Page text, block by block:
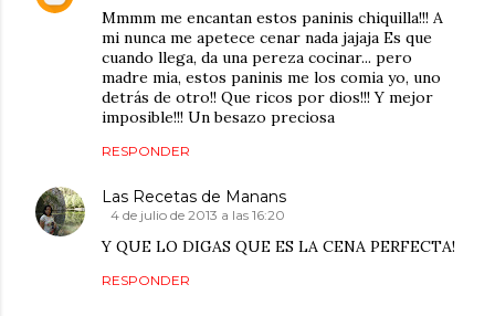
Mmmm me encantan estos paninis chiquilla!!! A
mi nunca me apetece cenar nada jajaja Es que
cuando llega, da una pereza cocinar... pero
madre mia, estos paninis me los comia yo, uno
detrás de otro!! Que ricos por dios!!! Y mejor
imposible!!! Un besazo preciosa
RESPONDER
Las Recetas de Manans
4 de julio de 2013 a las 16:20
Y QUE LO DIGAS QUE ES LA CENA PERFECTA!
RESPONDER